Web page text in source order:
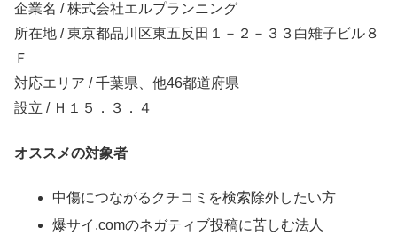
企業名 / 株式会社エルプランニング
所在地 / 東京都品川区東五反田１－２－３３白雉子ビル８
Ｆ
対応エリア / 千葉県、他46都道府県
設立 / Ｈ１５．３．４
オススメの対象者
中傷につながるクチコミを検索除外したい方
爆サイ.comのネガティブ投稿に苦しむ法人